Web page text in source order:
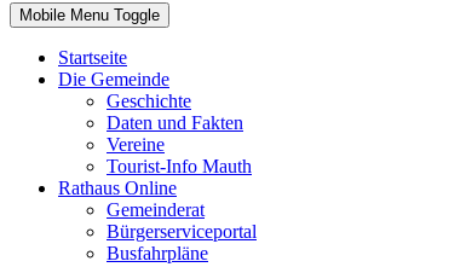
Mobile Menu Toggle
Startseite
Die Gemeinde
Geschichte
Daten und Fakten
Vereine
Tourist-Info Mauth
Rathaus Online
Gemeinderat
Bürgerserviceportal
Busfahrpläne